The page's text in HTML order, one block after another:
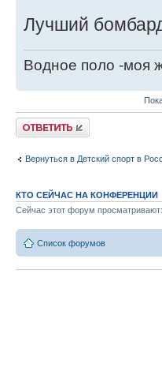
Лучший
Водное поло -моя
Ответить
Вернуться в Детский спорт в
КТО СЕЙЧАС НА КОНФЕРЕНЦИИ
Сейчас этот форум просматривают:
Список форумов